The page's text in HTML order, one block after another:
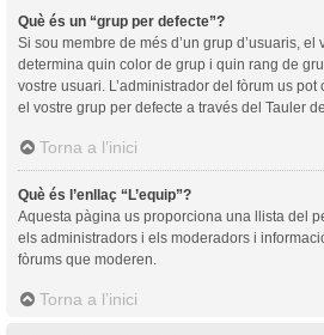
Què és un “grup per defecte”?
Si sou membre de més d’un grup d’usuaris, el
determina quin color de grup i quin rang de
vostre usuari. L’administrador del fòrum us
el vostre grup per defecte a través del Tauler
Torna a l’inici
Què és l’enllaç “L’equip”?
Aquesta pàgina us proporciona una llista del
els administradors i els moderadors i
fòrums que moderen.
Torna a l’inici